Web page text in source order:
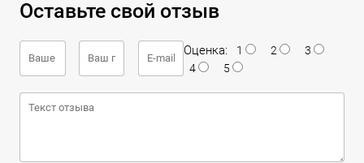
Оставьте свой отзыв
Оценка: 1 2
3
4
5